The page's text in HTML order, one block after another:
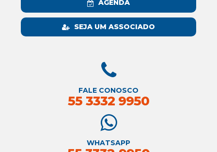
AGENDA
SEJA UM ASSOCIADO
FALE CONOSCO
55 3332 9950
WHATSAPP